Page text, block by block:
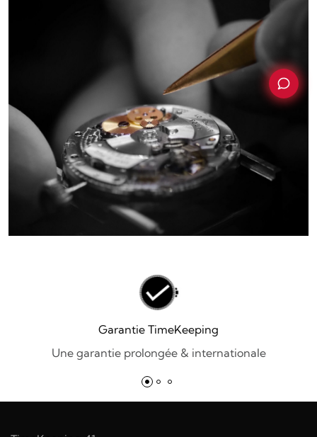
Garantie TimeKeeping
Une garantie prolongée & internationale